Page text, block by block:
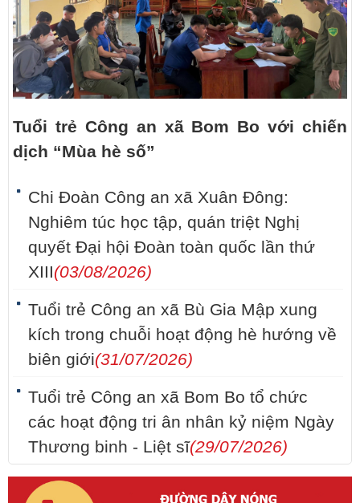
Tuổi trẻ Công an xã Bom Bo với chiến
dịch “Mùa hè số”
Chi Đoàn Công an xã Xuân Đông:
Nghiêm túc học tập, quán triệt Nghị
quyết Đại hội Đoàn toàn quốc lần thứ
XIII(03/08/2026)
Tuổi trẻ Công an xã Bù Gia Mập xung
kích trong chuỗi hoạt động hè hướng về
biên giới(31/07/2026)
Tuổi trẻ Công an xã Bom Bo tổ chức
các hoạt động tri ân nhân kỷ niệm Ngày
Thương binh - Liệt sĩ(29/07/2026)